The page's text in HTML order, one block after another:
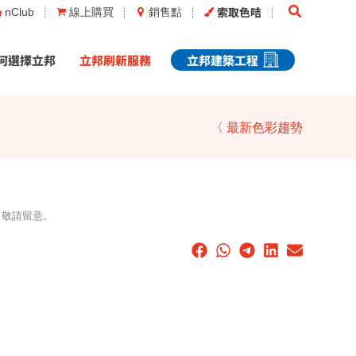
nClub 線上購買 銷售點 索取色咭 Search
選擇立邦 立邦刷新服務 立邦建築工程
〈 最新色彩趨勢
請留意。